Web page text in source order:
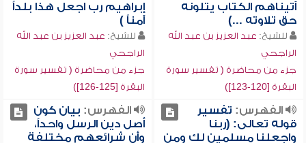
آتيناهم الكتاب يتلونه
حق تلاوته ...)
للشيخ: عبد العزيز بن عبد الله
الراجحي
جزء من محاضرة ( تفسير سورة
البقرة [120-123])
إبراهيم رب اجعل هذا بلداً
آمناً )
للشيخ: عبد العزيز بن عبد الله
الراجحي
جزء من محاضرة ( تفسير سورة
البقرة [125-126])
الفهرس: تفسير
قوله تعالى: (ربنا
واجعلنا مسلمين لك ومن
الفهرس: بيان كون
أصل دين الرسل واحداً،
وأن شرائعهم مختلفة